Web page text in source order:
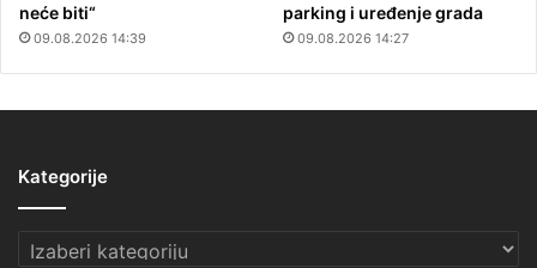
neće biti“
09.08.2026 14:39
parking i uređenje grada
09.08.2026 14:27
Kategorije
Kategorije